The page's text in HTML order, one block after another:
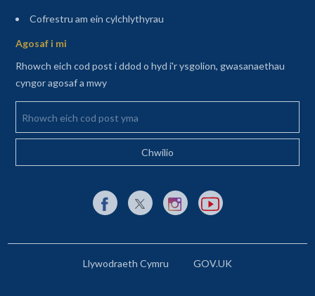
Cofrestru am ein cylchlythyrau(agor mewn tab newydd)
Agosaf i mi
Rhowch eich cod post i ddod o hyd i'r ysgolion, gwasanaethau
cyngor agosaf a mwy
Rhowch eich cod post yma
Dolen allanol i Facebook yn agor mewn tab newydd
Dolen allanol i X (Twitter) yn agor mewn
Dolen allanol i Instagram yn agor
Dolen allanol i YouTube
Llywodraeth Cymru GOV.UK